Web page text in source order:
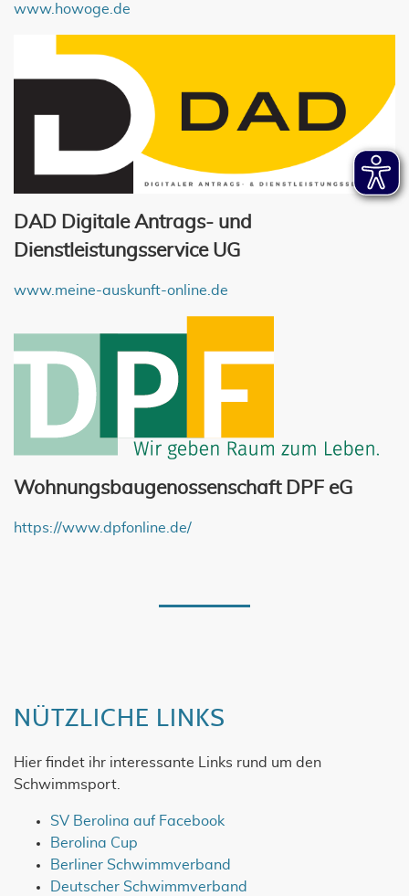
www.howoge.de
DAD Digitale Antrags- und
Dienstleistungsservice UG
www.meine-auskunft-online.de
Wohnungsbaugenossenschaft DPF eG
https://www.dpfonline.de/
NÜTZLICHE LINKS
Hier findet ihr interessante Links rund um den
Schwimmsport.
SV Berolina auf Facebook
Berolina Cup
Berliner Schwimmverband
Deutscher Schwimmverband